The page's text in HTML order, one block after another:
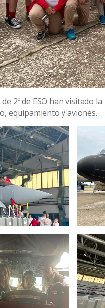
2º de ESO han visitado
equipamiento y aviones.